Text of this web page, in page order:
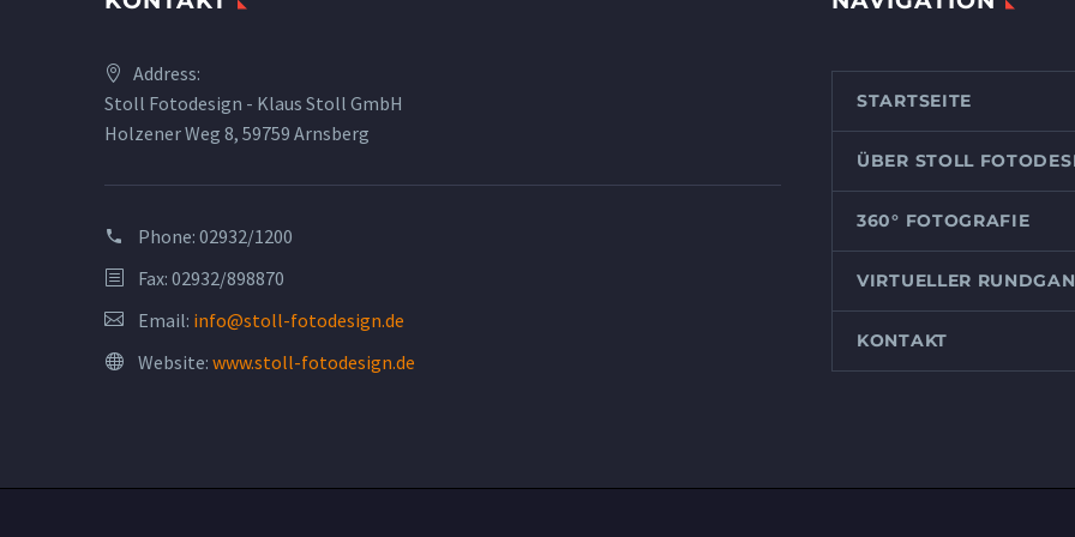
Address:
Stoll Fotodesign - Klaus Stoll GmbH
Holzener Weg 8, 59759 Arnsberg
Phone: 02932/1200
Fax: 02932/898870
Email: info@stoll-fotodesign.de
Website: www.stoll-fotodesign.de
STARTSEITE
ÜBER STOLL
360° FOTOGRAFIE
VIRTUELLER
KONTAKT